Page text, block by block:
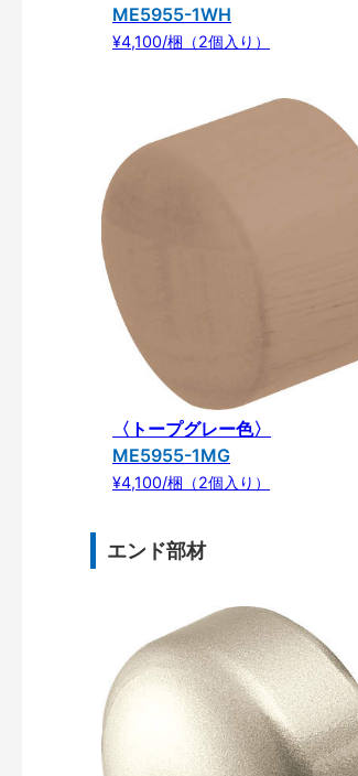
ME5955-1WH
¥4,100/梱（2個入り）
〈トープグレー色〉
ME5955-1MG
¥4,100/梱（2個入り）
エンド部材